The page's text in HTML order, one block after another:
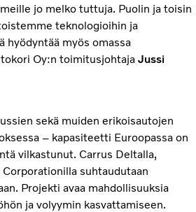
jo melko tuttuja. Puolin ja toisin
teknologioihin ja
hyödyntää myös omassa
Oy:n toimitusjohtaja Jussi
sekä muiden erikoisautojen
– kapasiteetti Euroopassa on
vilkastunut. Carrus Deltalla,
suhtaudutaan
Projekti avaa mahdollisuuksia
ja volyymin kasvattamiseen.